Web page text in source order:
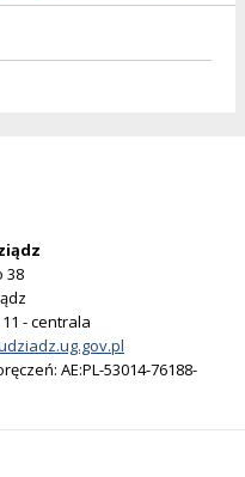
38
11 - centrala
AE:PL-53014-76188-